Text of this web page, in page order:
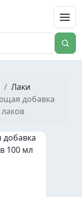
Лаки
добавка